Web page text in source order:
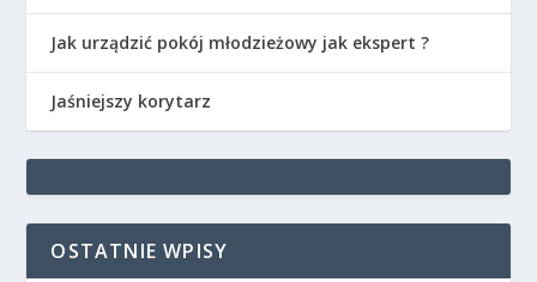
Jak urządzić pokój młodzieżowy jak ekspert ?
Jaśniejszy korytarz
OSTATNIE WPISY